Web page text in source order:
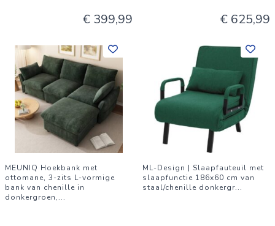
€ 399,99 € 625,99
MEUNIQ Hoekbank met
ottomane, 3-zits L-vormige
bank van chenille in
donkergroen,...
ML-Design | Slaapfauteuil met
slaapfunctie 186x60 cm van
staal/chenille donkergr...